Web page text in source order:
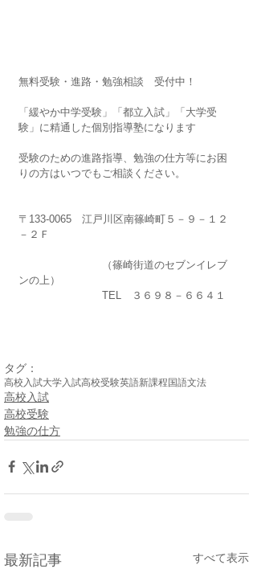
無料受験・進路・勉強相談　受付中！
「緩やか中学受験」「都立入試」「大学受
験」に精通した個別指導塾になります
受験のための進路指導、勉強の仕方等にお困
りの方はいつでもご相談ください。
〒133-0065　江戸川区南篠崎町５－９－１２
－２Ｆ
（篠崎街道のセブンイレブ
ンの上）
TEL　３６９８－６６４１
タグ：
高校入試大学入試高校受験英語新課程国語文法
高校入試
高校受験
勉強の仕方
最新記事 すべて表示